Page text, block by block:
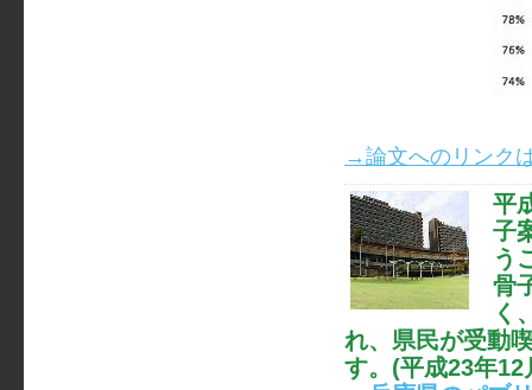
→論文へのリンク
平
子
う
骨
く
れ、県民が受動
す。(平成23年12